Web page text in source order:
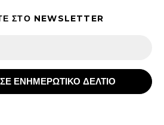
ΣΤΟ NEWSLETTER
ΕΝΗΜΕΡΩΤΙΚΟ ΔΕΛΤΙΟ